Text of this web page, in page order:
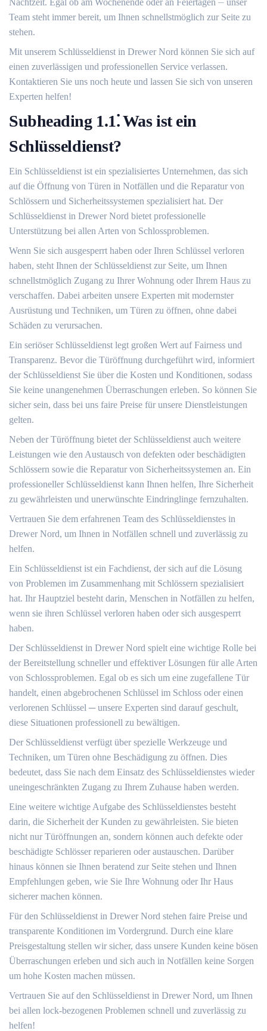
Nachtzeit. Egal ob am Wochenende oder an Feiertagen ⏤ unser
Team steht immer bereit, um Ihnen schnellstmöglich zur Seite zu
stehen.​
Mit unserem Schlüsseldienst in Drewer Nord können Sie sich auf
einen zuverlässigen und professionellen Service verlassen.​
Kontaktieren Sie uns noch heute und lassen Sie sich von unseren
Experten helfen!​
Subheading 1.​1⁚ Was ist ein
Schlüsseldienst?​
Ein Schlüsseldienst ist ein spezialisiertes Unternehmen, das sich
auf die Öffnung von Türen in Notfällen und die Reparatur von
Schlössern und Sicherheitssystemen spezialisiert hat.​ Der
Schlüsseldienst in Drewer Nord bietet professionelle
Unterstützung bei allen Arten von Schlossproblemen.​
Wenn Sie sich ausgesperrt haben oder Ihren Schlüssel verloren
haben, steht Ihnen der Schlüsseldienst zur Seite, um Ihnen
schnellstmöglich Zugang zu Ihrer Wohnung oder Ihrem Haus zu
verschaffen.​ Dabei arbeiten unsere Experten mit modernster
Ausrüstung und Techniken, um Türen zu öffnen, ohne dabei
Schäden zu verursachen.​
Ein seriöser Schlüsseldienst legt großen Wert auf Fairness und
Transparenz.​ Bevor die Türöffnung durchgeführt wird, informiert
der Schlüsseldienst Sie über die Kosten und Konditionen, sodass
Sie keine unangenehmen Überraschungen erleben. So können Sie
sicher sein, dass bei uns faire Preise für unsere Dienstleistungen
gelten.​
Neben der Türöffnung bietet der Schlüsseldienst auch weitere
Leistungen wie den Austausch von defekten oder beschädigten
Schlössern sowie die Reparatur von Sicherheitssystemen an.​ Ein
professioneller Schlüsseldienst kann Ihnen helfen, Ihre Sicherheit
zu gewährleisten und unerwünschte Eindringlinge fernzuhalten.​
Vertrauen Sie dem erfahrenen Team des Schlüsseldienstes in
Drewer Nord, um Ihnen in Notfällen schnell und zuverlässig zu
helfen.​
Ein Schlüsseldienst ist ein Fachdienst, der sich auf die Lösung
von Problemen im Zusammenhang mit Schlössern spezialisiert
hat.​ Ihr Hauptziel besteht darin, Menschen in Notfällen zu helfen,
wenn sie ihren Schlüssel verloren haben oder sich ausgesperrt
haben.​
Der Schlüsseldienst in Drewer Nord spielt eine wichtige Rolle bei
der Bereitstellung schneller und effektiver Lösungen für alle Arten
von Schlossproblemen.​ Egal ob es sich um eine zugefallene Tür
handelt, einen abgebrochenen Schlüssel im Schloss oder einen
verlorenen Schlüssel ─ unsere Experten sind darauf geschult,
diese Situationen professionell zu bewältigen.​
Der Schlüsseldienst verfügt über spezielle Werkzeuge und
Techniken, um Türen ohne Beschädigung zu öffnen.​ Dies
bedeutet, dass Sie nach dem Einsatz des Schlüsseldienstes wieder
uneingeschränkten Zugang zu Ihrem Zuhause haben werden.​
Eine weitere wichtige Aufgabe des Schlüsseldienstes besteht
darin, die Sicherheit der Kunden zu gewährleisten.​ Sie bieten
nicht nur Türöffnungen an, sondern können auch defekte oder
beschädigte Schlösser reparieren oder austauschen.​ Darüber
hinaus können sie Ihnen beratend zur Seite stehen und Ihnen
Empfehlungen geben, wie Sie Ihre Wohnung oder Ihr Haus
sicherer machen können.​
Für den Schlüsseldienst in Drewer Nord stehen faire Preise und
transparente Konditionen im Vordergrund.​ Durch eine klare
Preisgestaltung stellen wir sicher, dass unsere Kunden keine bösen
Überraschungen erleben und sich auch in Notfällen keine Sorgen
um hohe Kosten machen müssen.​
Vertrauen Sie auf den Schlüsseldienst in Drewer Nord, um Ihnen
bei allen lock-bezogenen Problemen schnell und zuverlässig zu
helfen!​